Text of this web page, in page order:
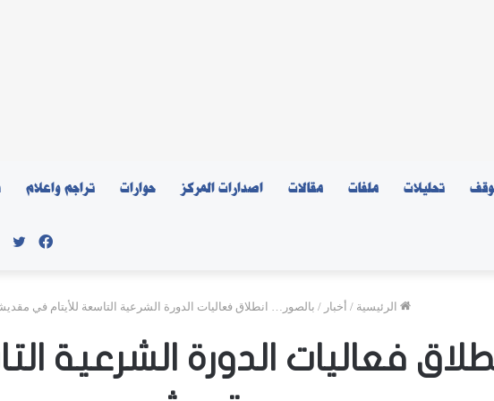
تحليلات ملفات مقالات اصدارات المركز حوارات تراجم واعلام
الرئيسية / أخبار / بالصور… انطلاق فعاليات الدورة الشرعية التاسعة للأيتام في
فعاليات الدورة الشرعية